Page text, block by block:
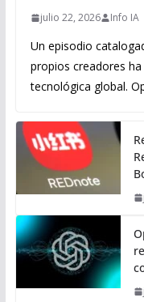
julio 22, 2026 Info IA
Un episodio
propios creadores
tecnológica global.